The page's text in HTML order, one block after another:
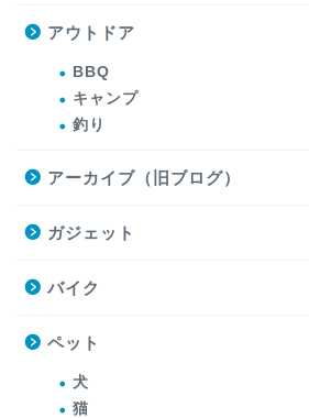
アウトドア
BBQ
キャンプ
釣り
アーカイブ（旧ブログ）
ガジェット
バイク
ペット
犬
猫